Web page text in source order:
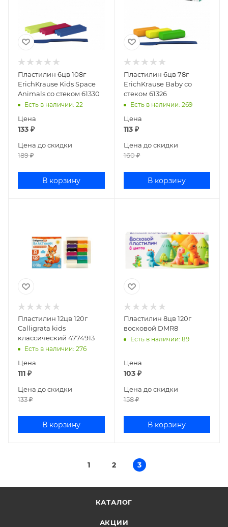
Пластилин 6цв 108г
ErichKrause Kids Space
Animals со стеком 61330
Есть в наличии: 22
Цена
133 ₽
Цена до скидки
189₽
В корзину
Пластилин 6цв 78г
ErichKrause Baby со
стеком 61326
Есть в наличии: 269
Цена
113₽
Цена до скидки
160₽
В корзину
Пластилин 12цв 120г
Calligrata kids
классический 4774913
Есть в наличии: 276
Цена
111 ₽
Цена до скидки
133₽
В корзину
Пластилин 8цв 120г
восковой DMR8
Есть в наличии: 89
Цена
103₽
Цена до скидки
158₽
В корзину
1 2 3
КАТАЛОГ
АКЦИИ